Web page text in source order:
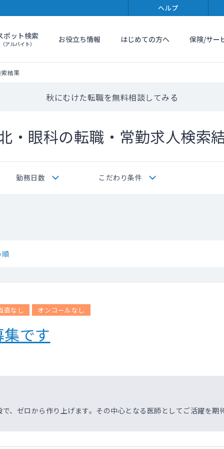
ヘルプ
ポット検索
（アルバイト） お役立ち情報 はじめての方へ 保険/サー
結果
秋にむけた転職を無料相談してみる
・眼科の転職・常勤求人検索
勤務日数 こだわり条件
順
直なし オンコールなし
です
、ゼロから作り上げます。その中心となる医師としてご活躍を期